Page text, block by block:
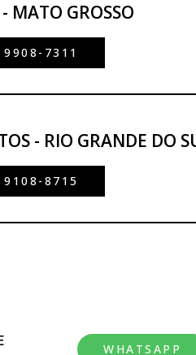
MATO GROSSO
9908-7311
- RIO GRANDE DO
9108-8715
WHATSAPP